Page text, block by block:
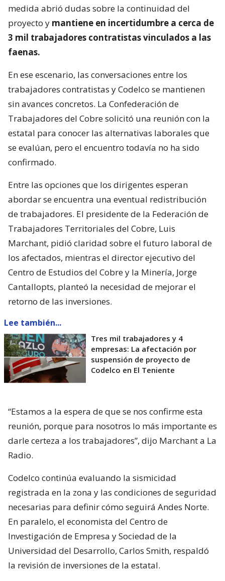
medida abrió dudas sobre la continuidad del
proyecto y mantiene en incertidumbre a cerca de
3 mil trabajadores contratistas vinculados a las
faenas.
En ese escenario, las conversaciones entre los
trabajadores contratistas y Codelco se mantienen
sin avances concretos. La Confederación de
Trabajadores del Cobre solicitó una reunión con la
estatal para conocer las alternativas laborales que
se evalúan, pero el encuentro todavía no ha sido
confirmado.
Entre las opciones que los dirigentes esperan
abordar se encuentra una eventual redistribución
de trabajadores. El presidente de la Federación de
Trabajadores Territoriales del Cobre, Luis
Marchant, pidió claridad sobre el futuro laboral de
los afectados, mientras el director ejecutivo del
Centro de Estudios del Cobre y la Minería, Jorge
Cantallopts, planteó la necesidad de mejorar el
retorno de las inversiones.
Lee también...
Tres mil trabajadores y 4
empresas: La afectación por
suspensión de proyecto de
Codelco en El Teniente
“Estamos a la espera de que se nos confirme esta
reunión, porque para nosotros lo más importante es
darle certeza a los trabajadores”, dijo Marchant a La
Radio.
Codelco continúa evaluando la sismicidad
registrada en la zona y las condiciones de seguridad
necesarias para definir cómo seguirá Andes Norte.
En paralelo, el economista del Centro de
Investigación de Empresa y Sociedad de la
Universidad del Desarrollo, Carlos Smith, respaldó
la revisión de inversiones de la estatal.